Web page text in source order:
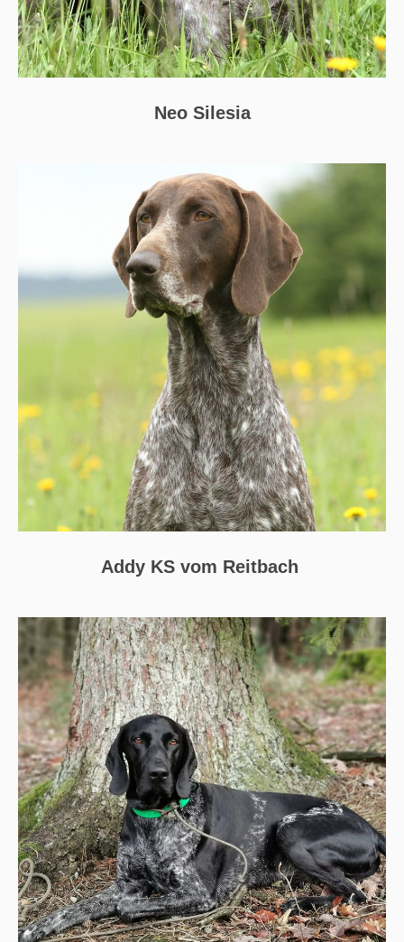
Neo Silesia
Addy KS vom Reitbach